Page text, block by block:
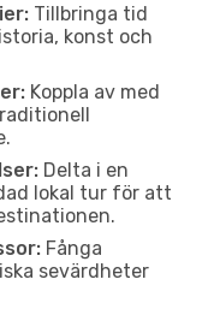
Tillbringa tid
konst och
Koppla av med
Delta i en
lokal tur för att
Fånga
sevärdheter